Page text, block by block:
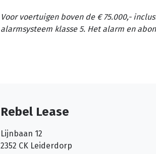
Voor voertuigen boven de € 75.000,-
alarmsysteem klasse 5. Het alarm en
Rebel Lease
Lijnbaan 12
2352 CK Leiderdorp